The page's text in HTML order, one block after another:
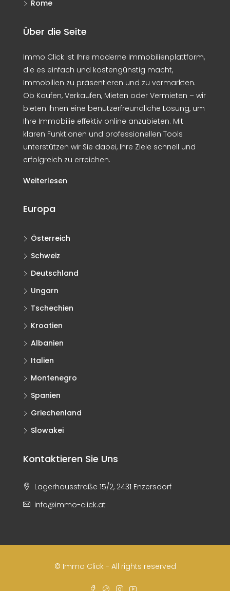
Rome
Über die Seite
Immo Click ist Ihre moderne Immobilienplattform,
die es einfach und kostengünstig macht,
Immobilien zu präsentieren und zu vermarkten.
Ob Kaufen, Verkaufen, Mieten oder Vermieten – wir
bieten Ihnen eine benutzerfreundliche Lösung, um
Ihre Immobilie effektiv online anzubieten. Mit
klaren Funktionen und professionellen Tools
unterstützen wir Sie dabei, Ihre Ziele schnell und
erfolgreich zu erreichen.
Weiterlesen
Europa
Österreich
Schweiz
Deutschland
Ungarn
Tschechien
Kroatien
Albanien
Italien
Montenegro
Spanien
Griechenland
Slowakei
Kontaktieren Sie Uns
Lagerhausstraße 15/2, 2431 Enzersdorf
info@immo-click.at
© Immo Click - All rights reserved